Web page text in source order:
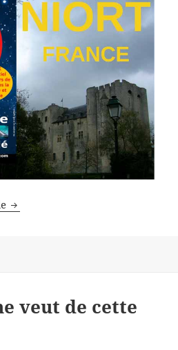
Journée mondiale contre la 5G
veut de cette